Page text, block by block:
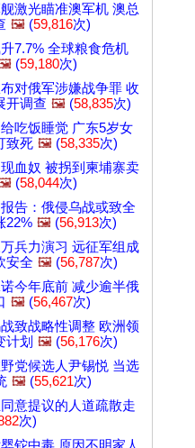
激光瞄准澳军机 澳总
🖼️ (59,816次)
7.7% 全球粮食危机
(59,180次)
对俄军涉嫌战争罪 收
开调查 🖼️ (58,835次)
吃饭睡觉 广东5岁女
致死 🖼️ (58,335次)
血奴 被拐到柬埔寨卖
(58,044次)
告：俄侵乌战或致全
22% 🖼️ (56,913次)
兵力演习 远征军组成
安全 🖼️ (56,787次)
今年底前 减少逾半俄
🖼️ (56,467次)
致战略性调整 欧洲领
计划 🖼️ (56,176次)
党候选人尹锡悦 当选
🖼️ (55,621次)
意提议的人道疏散走
次)
铊中毒 原因不明家人